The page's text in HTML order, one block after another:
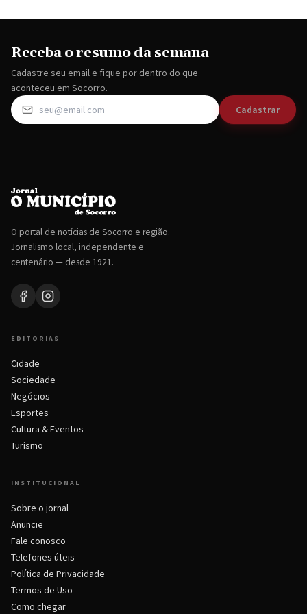
Receba o resumo da semana
Cadastre seu email e fique por dentro do que
aconteceu em Socorro.
Cadastrar
O portal de notícias de Socorro e região.
Jornalismo local, independente e
centenário — desde 1921.
EDITORIAS
Cidade
Sociedade
Negócios
Esportes
Cultura & Eventos
Turismo
INSTITUCIONAL
Sobre o jornal
Anuncie
Fale conosco
Telefones úteis
Política de Privacidade
Termos de Uso
Como chegar